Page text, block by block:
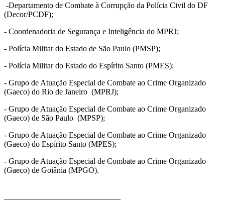
-Departamento de Combate à Corrupção da Polícia Civil do DF
(Decor/PCDF);
- Coordenadoria de Segurança e Inteligência do MPRJ;
- Polícia Militar do Estado de São Paulo (PMSP);
- Polícia Militar do Estado do Espírito Santo (PMES);
- Grupo de Atuação Especial de Combate ao Crime Organizado
(Gaeco) do Rio de Janeiro (MPRJ);
- Grupo de Atuação Especial de Combate ao Crime Organizado
(Gaeco) de São Paulo (MPSP);
- Grupo de Atuação Especial de Combate ao Crime Organizado
(Gaeco) do Espírito Santo (MPES);
- Grupo de Atuação Especial de Combate ao Crime Organizado
(Gaeco) de Goiânia (MPGO).